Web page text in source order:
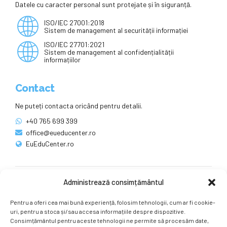
Administrează consimțământul
Pentru a oferi cea mai bună experiență, folosim tehnologii, cum ar fi cookie-
uri, pentru a stoca și/sau accesa informațiile despre dispozitive.
Consimțământul pentru aceste tehnologii ne permite să procesăm date,
Datele cu caracter personal sunt protejate și în siguranță.
ISO/IEC 27001:2018
Sistem de management al securității informației
ISO/IEC 27701:2021
Sistem de management al confidențialității
informațiilor
Contact
Ne puteți contacta oricând pentru detalii.
+40 765 699 399
office@eueducenter.ro
EuEduCenter.ro
Ne puteți găsi și pe rețelele sociale.